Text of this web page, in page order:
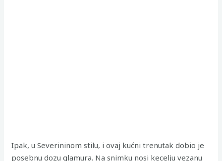
Ipak, u Severininom stilu, i ovaj kućni trenutak dobio je
posebnu dozu glamura. Na snimku nosi kecelju vezanu